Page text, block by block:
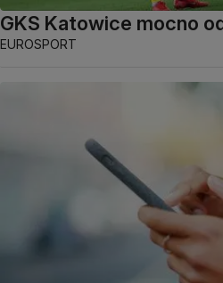
GKS Katowice mocno
EUROSPORT